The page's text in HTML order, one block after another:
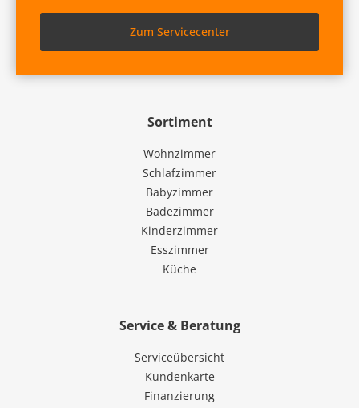
Sortiment
Wohnzimmer
Schlafzimmer
Babyzimmer
Badezimmer
Kinderzimmer
Esszimmer
Küche
Service & Beratung
Serviceübersicht
Kundenkarte
Finanzierung
Zum Servicecenter